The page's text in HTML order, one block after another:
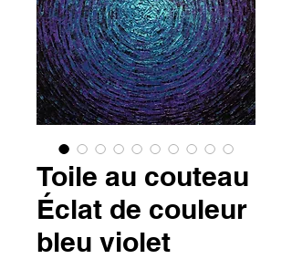
Toile au couteau
Éclat de couleur
bleu violet